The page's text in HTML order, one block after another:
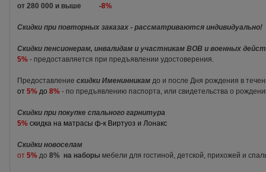
от 280 000 и выше -8%
Скидки при повторных заказах - рассматриваются индивидуально!
Скидки пенсионерам, инвалидам и участникам ВОВ и военных
5% - предоставляется при предъявлении удостоверения.
Предоставление скидки Именинникам до и после Дня рождения в
от 5% до 8% - по предъявлению паспорта, или свидетельства о
Скидки при покупке спального гарнитура
5% скидка на матрасы ф-к Виртуоз и Лонакс
Скидки новоселам
от 5% до 8% на наборы мебели для гостиной, детской, прихожей и